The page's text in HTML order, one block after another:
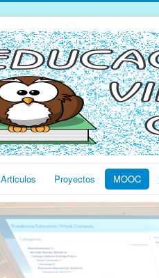
Articulos Proyectos MOOC